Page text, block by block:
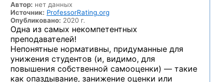
Автор: нет данных
Источник: ProfessorRating.org
Опубликовано: 2020 г.
Одна из самых некомпетентных
преподавателей!
Непонятные нормативны, придуманные для
унижения студентов (и, видимо, для
повышения собственной самооценки) — такие
как опаздывание, занижение оценки или